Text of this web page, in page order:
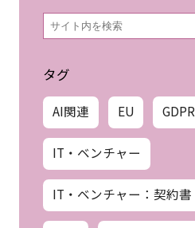
検
索
タグ
AI関連 EU GDPR
IT・ベンチャー
IT・ベンチャー：契約書